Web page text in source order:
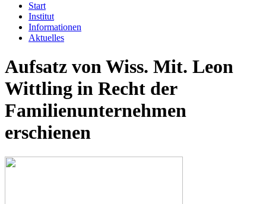
Start
Institut
Informationen
Aktuelles
Aufsatz von Wiss. Mit. Leon
Wittling in Recht der
Familienunternehmen
erschienen